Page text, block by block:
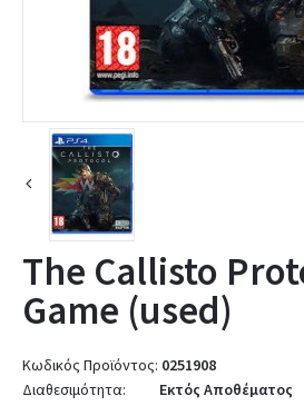
The Callisto
Game (used)
Κωδικός Προϊόντος: 0251908
Διαθεσιμότητα:
Εκτός Αποθέματος